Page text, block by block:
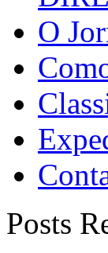
O
Posts